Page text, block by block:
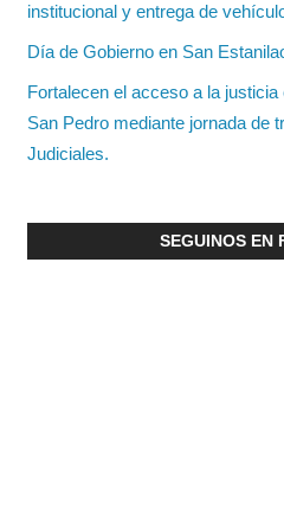
institucional y entrega de
Día de Gobierno en San
Fortalecen el acceso a la
San Pedro mediante jornada de
Judiciales.
SEGUINOS EN